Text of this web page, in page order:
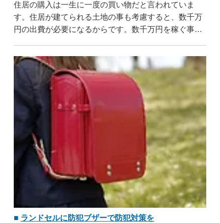
住居の購入は一生に一度の買い物だと言われていま
す。住居が建てられる土地の事も考慮すると、数千万
円の出費が必要になるからです。数千万円を稼ぐ事は
を防ぐための様々な努力を ..
...すべて読む
ランドセルに防犯ブザーで防犯対策を